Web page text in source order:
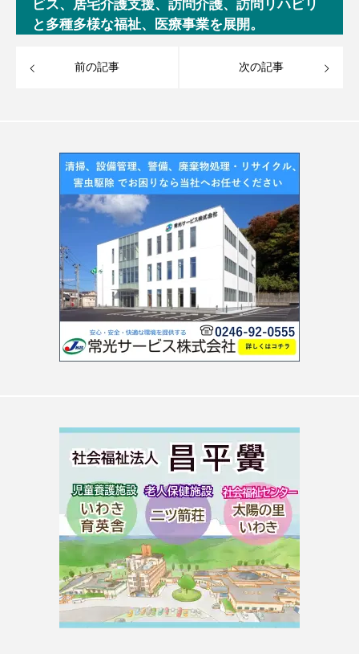
ビス、居宅介護支援、訪問介護、訪問リハビリ
と多種多様な福祉、医療事業を展開。
前の記事 次の記事